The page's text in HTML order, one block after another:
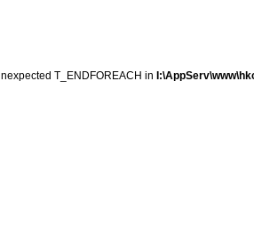
T_ENDFOREACH in